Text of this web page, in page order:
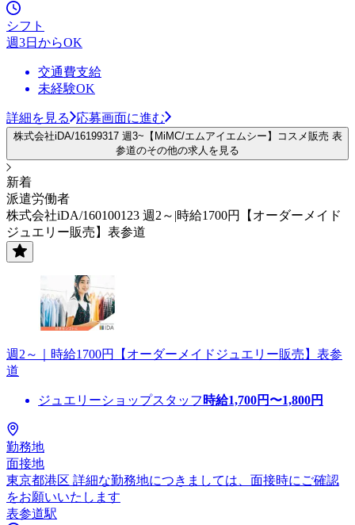
シフト
週3日からOK
交通費支給
未経験OK
詳細を見る 応募画面に進む
株式会社iDA/16199317 週3~【MiMC/エムアイエムシー】コスメ販売 表
参道のその他の求人を見る
新着
派遣労働者
株式会社iDA/160100123 週2～|時給1700円【オーダーメイド
ジュエリー販売】表参道
週2～｜時給1700円【オーダーメイドジュエリー販売】表参
道
ジュエリーショップスタッフ 時給1,700円〜1,800円
勤務地
面接地
東京都港区 詳細な勤務地につきましては、面接時にご確認
をお願いいたします
表参道駅